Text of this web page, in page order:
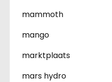
mammoth
mango
marktplaats
mars hydro